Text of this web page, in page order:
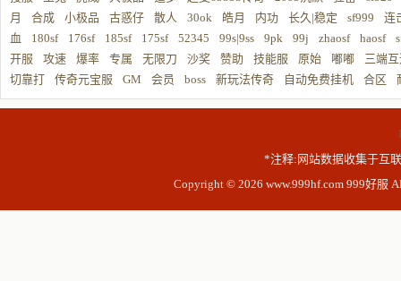
月
合成 小极品 古惑仔 散人 30ok 皓月 内功 长久|稳定 sf999
连
血
180sf 176sf 185sf 175sf 52345 99s|9ss 9pk 99j zhaosf haosf
开服
攻速 爆率 专属 无限刀 沙奖 赞助 技能服 原始 嘟嘟
三端
切靠打
传奇元宝服 GM 会员 boss 新玩法传奇 自动免费挂机 合区
*注释:网站数据收集于互
Copyright © 2026 www.999hf.com 999好服